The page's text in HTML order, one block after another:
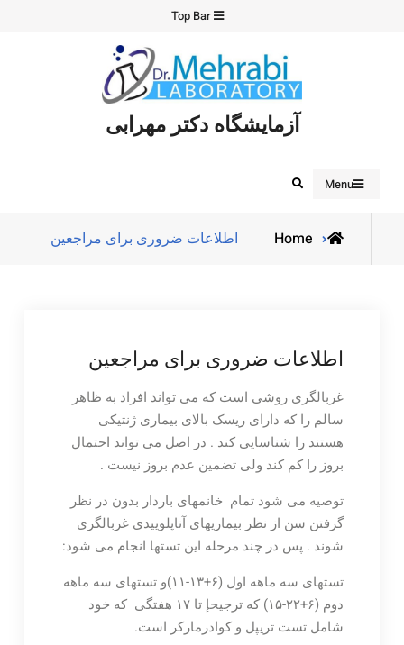
Top Bar
آزمایشگاه دکتر مهرابی
Menu
Search
Home اطلاعات ضروری برای مراجعین
اطلاعات ضروری برای مراجعین
غربالگری روشی است که می تواند افراد به ظاهر
سالم را که دارای ریسک بالای بیماری ژنتیکی
هستند را شناسایی کند . در اصل می تواند احتمال
بروز را کم کند ولی تضمین عدم بروز نیست .
توصیه می شود تمام خانمهای باردار بدون در نظر
گرفتن سن از نظر بیماریهای آناپلوییدی غربالگری
شوند . پس در چند مرحله این تستها انجام می شود:
تستهای سه ماهه اول (۶+۱۳-۱۱)و تستهای سه ماهه
دوم (۶+۲۲-۱۵) که ترجیحإ تا ۱۷ هفتگی که خود
شامل تست تریپل و کوادرمارکر است.